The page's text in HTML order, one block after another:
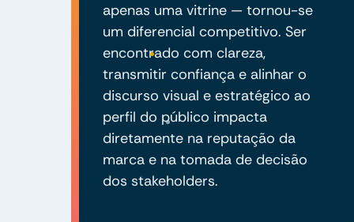
apenas uma vitrine — tornou-se
um diferencial competitivo. Ser
encontrado com clareza,
transmitir confiança e alinhar o
discurso visual e estratégico ao
perfil do público impacta
diretamente na reputação da
marca e na tomada de decisão
dos stakeholders.